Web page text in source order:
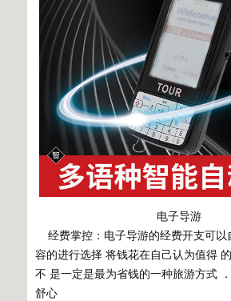
电子导游
经费掌控：电子导游的经费开支可以
容的进行选择 将钱花在自己认为值得
不 是一定是最为省钱的一种旅游方式
舒心